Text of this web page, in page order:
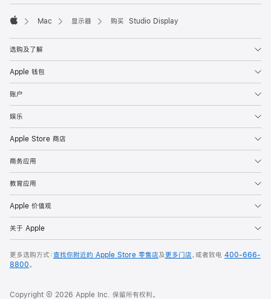
Mac 显示器 购买 Studio Display
选购及了解
Apple 钱包
账户
娱乐
Apple Store 商店
商务应用
教育应用
Apple 价值观
关于 Apple
更多选购方式：查找你附近的 Apple Store 零售店及更多门店，或者致电 400-666-
8800。
Copyright © 2026 Apple Inc. 保留所有权利。